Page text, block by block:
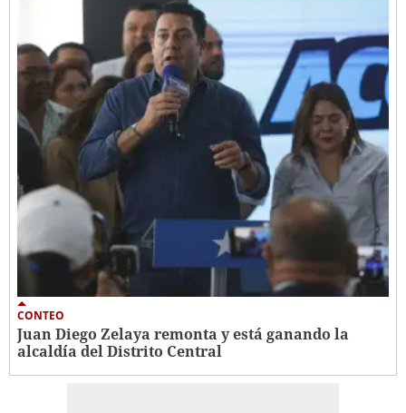
CONTEO
Juan Diego Zelaya remonta y está ganando la
alcaldía del Distrito Central